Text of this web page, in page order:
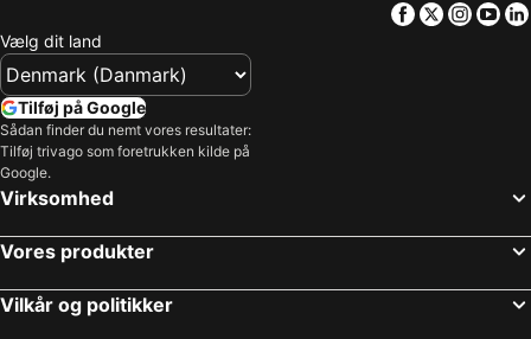
Facebook
Twitter
Vælg dit land
Tilføj på Google
Sådan finder du nemt vores resultater:
Tilføj trivago som foretrukken kilde på
Google.
Virksomhed
Vores produkter
Vilkår og politikker